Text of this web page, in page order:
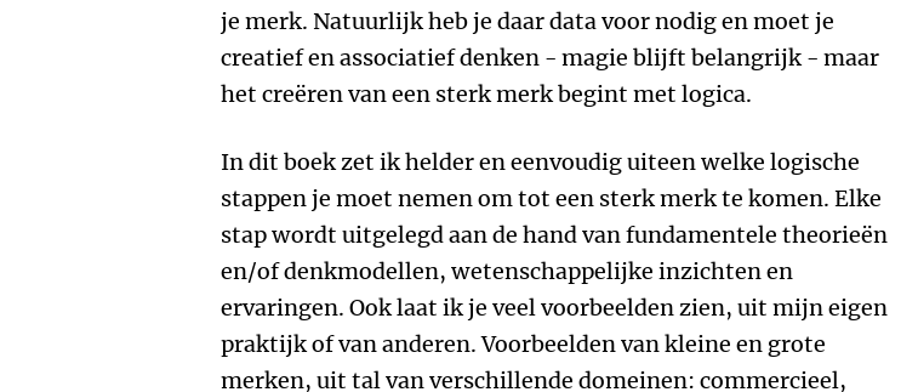
je merk. Natuurlijk heb je daar data voor nodig en moet je
creatief en associatief denken - magie blijft belangrijk - maar
het creëren van een sterk merk begint met logica.
In dit boek zet ik helder en eenvoudig uiteen welke logische
stappen je moet nemen om tot een sterk merk te komen. Elke
stap wordt uitgelegd aan de hand van fundamentele theorieën
en/of denkmodellen, wetenschappelijke inzichten en
ervaringen. Ook laat ik je veel voorbeelden zien, uit mijn eigen
praktijk of van anderen. Voorbeelden van kleine en grote
merken, uit tal van verschillende domeinen: commercieel,